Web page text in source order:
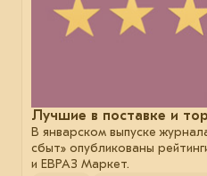
Лучшие в поставке и
В январском выпуске
сбыт» опубликованы
и ЕВРАЗ Маркет.